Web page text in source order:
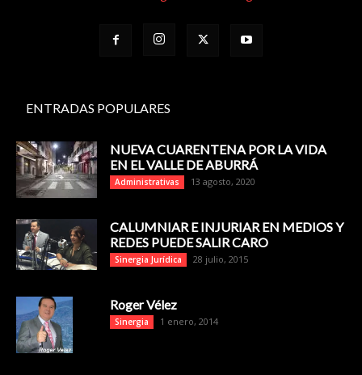
ENTRADAS POPULARES
NUEVA CUARENTENA POR LA VIDA
EN EL VALLE DE ABURRÁ
Administrativas 13 agosto, 2020
CALUMNIAR E INJURIAR EN MEDIOS Y
REDES PUEDE SALIR CARO
Sinergia Jurídica 28 julio, 2015
Roger Vélez
Sinergia 1 enero, 2014